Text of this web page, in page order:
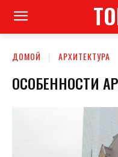
ДОМОЙ АРХИТЕКТУРА
ОСОБЕННОСТИ